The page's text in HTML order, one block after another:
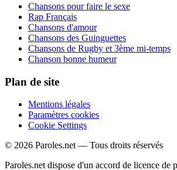
Chansons pour faire le sexe
Rap Français
Chansons d'amour
Chansons des Guinguettes
Chansons de Rugby et 3ème mi-temps
Chanson bonne humeur
Plan de site
Mentions légales
Paramètres cookies
Cookie Settings
© 2026 Paroles.net — Tous droits réservés
Paroles.net dispose d'un accord de licence de